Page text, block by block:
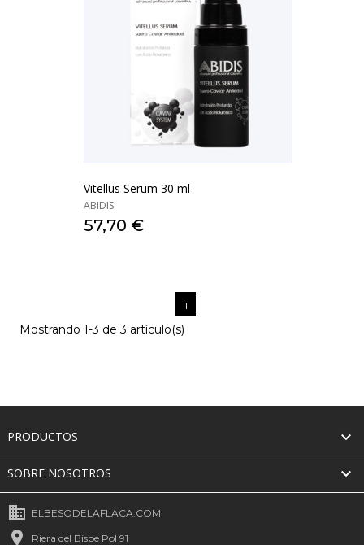
Vitellus Serum 30 ml
ABIDIS
57,70 €
Mostrando 1-3 de 3 artículo(s)
1
PRODUCTOS 
SOBRE NOSOTROS

business ELBESODELAFLACA.COM
 Riera del Bisbe Pol 91